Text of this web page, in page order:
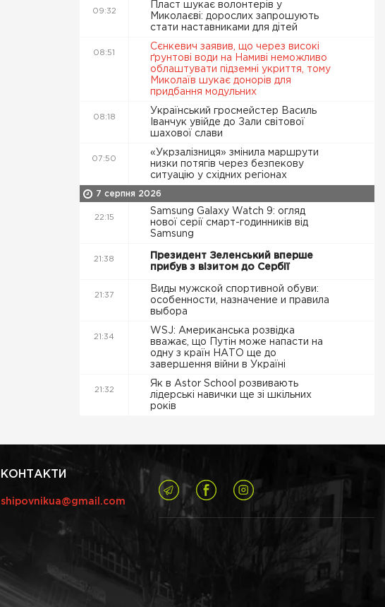
09:32
Пласт шукає волонтерів у
Миколаєві: дорослих запрошують
стати наставниками для дітей
08:51
Сєнкевич заявив, що через високі
ґрунтові води на Намиві неможливо
облаштувати підземні укриття, тому
Миколаїв шукає донорів для
придбання модульних
08:18
Український гросмейстер Василь
Іванчук увійде до Зали світової
шахової слави
07:50
«Укрзалізниця» змінила маршрути
низки потягів через безпекову
ситуацію у східних регіонах
7 серпня 2026
22:15
Samsung Galaxy Watch 9: огляд
нової серії смарт-годинників від
Samsung
21:38
Президент Зеленський вперше
прибув з візитом до Сербії
21:37
Виды мужской спортивной обуви:
особенности, назначение и правила
выбора
21:34
WSJ: Американська розвідка
вважає, що Путін може напасти на
одну з країн НАТО ще до
завершення війни в Україні
21:32
Як в Astor School розвивають
лідерські навички ще зі шкільних
років
КОНТАКТИ
shipovnikua@gmail.com